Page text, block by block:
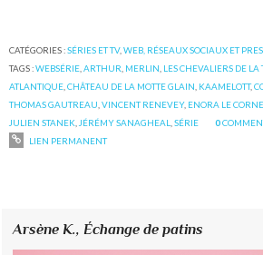
CATÉGORIES :SÉRIES ET TV,WEB, RÉSEAUX SOCIAUX ET
TAGS :WEBSÉRIE ,ARTHUR MERLIN LES CHEVALIERS DE LA
ATLANTIQUE ,CHÂTEAU DE LA MOTTE GLAIN KAAMELOTT,
THOMAS GAUTREAU ,VINCENT RENEVEY, ENORA LE
JULIEN STANEK JÉRÉMY SANAGHEAL ,SÉRIE 0
LIEN PERMANENT
Arsène K.,Échange de patins